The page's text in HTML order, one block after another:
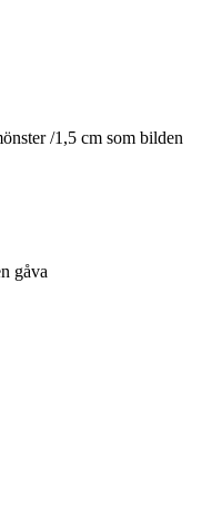
/1,5 cm som bilden
gåva